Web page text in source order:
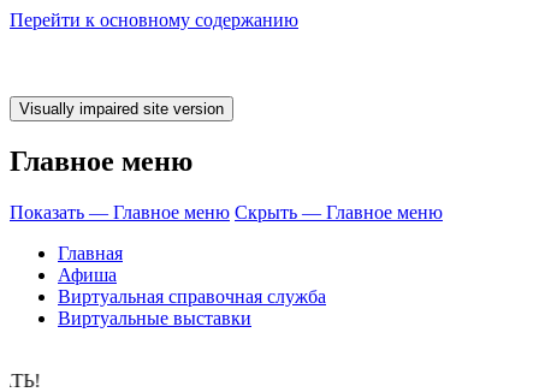
Перейти к основному содержанию
Главное меню
Показать — Главное меню Скрыть — Главное меню
Главная
Афиша
Виртуальная справочная служба
Виртуальные выставки
время